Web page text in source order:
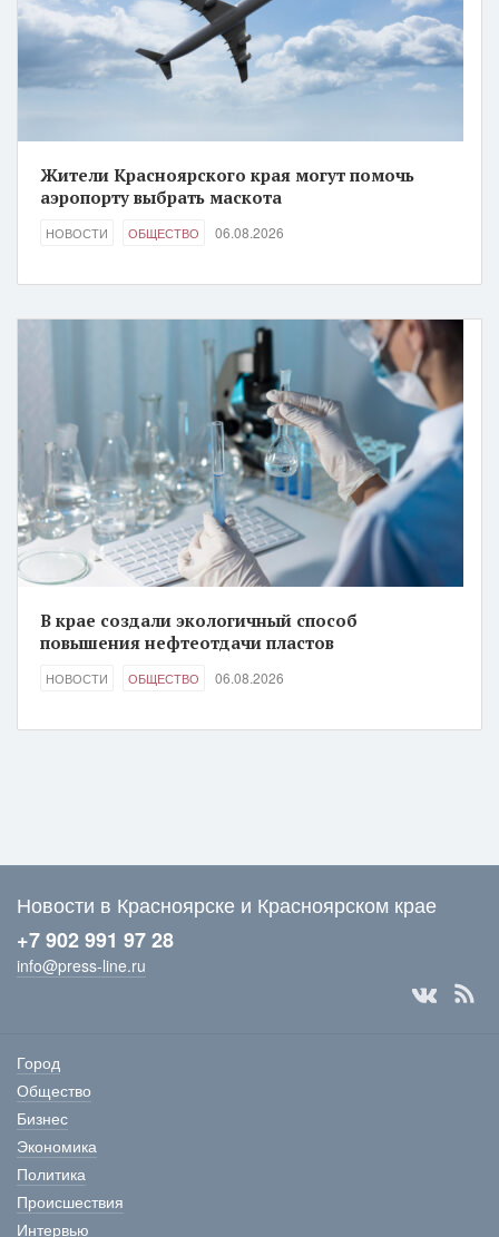
Жители Красноярского края могут помочь
аэропорту выбрать маскота
НОВОСТИ ОБЩЕСТВО 06.08.2026
В крае создали экологичный способ
повышения нефтеотдачи пластов
НОВОСТИ ОБЩЕСТВО 06.08.2026
Новости в Красноярске и Красноярском крае
+7 902 991 97 28
info@press-line.ru
Город
Общество
Бизнес
Экономика
Политика
Происшествия
Интервью